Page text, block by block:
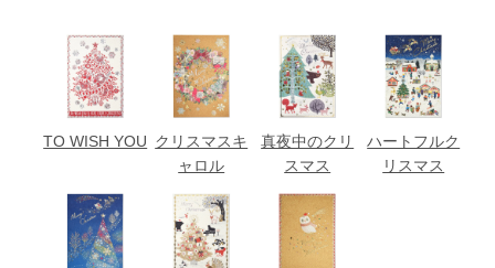
TO WISH YOU クリスマスキ
ャロル
真夜中のクリ
スマス
ハートフルク
リスマス